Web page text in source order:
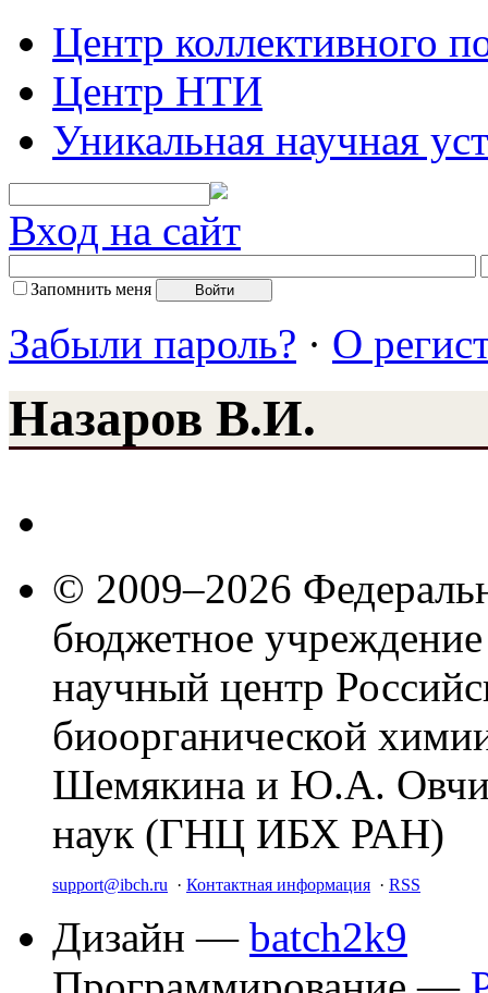
Центр коллективного
Центр НТИ
Уникальная научная
Вход на сайт
Запомнить меня
Забыли пароль? · О
Назаров В.И.
© 2009–2026
бюджетное
научный центр
биоорганической
Шемякина и Ю.А.
наук (ГНЦ ИБХ РАН)
support@ibch.ru · Контактная информация · RSS
Дизайн — batch2k9